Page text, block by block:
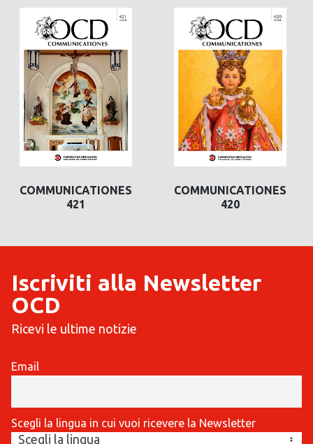
COMMUNICATIONES
420
COMMUNICATIONES
419
Iscriviti alla Newsletter
OCD
Ricevi le ultime notizie
Email
Scegli la lingua in cui vuoi ricevere la Newsletter